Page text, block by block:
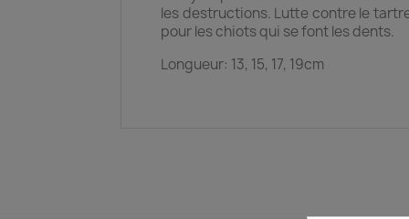
les destructions. Lutte contre le
pour les chiots qui se font les dents.
Longueur: 13, 15, 17, 19cm